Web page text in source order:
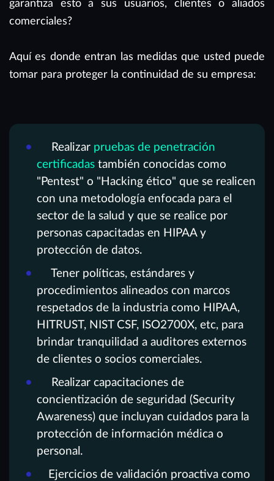
garantiza esto a sus usuarios, clientes o aliados
comerciales?
Aquí es donde entran las medidas que usted puede
tomar para proteger la continuidad de su empresa:
Realizar pruebas de penetración
certificadas también conocidas como
"Pentest" o "Hacking ético" que se realicen
con una metodología enfocada para el
sector de la salud y que se realice por
personas capacitadas en HIPAA y
protección de datos.
Tener políticas, estándares y
procedimientos alineados con marcos
respetados de la industria como HIPAA,
HITRUST, NIST CSF, ISO2700X, etc, para
brindar tranquilidad a auditores externos
de clientes o socios comerciales.
Realizar capacitaciones de
concientización de seguridad (Security
Awareness) que incluyan cuidados para la
protección de información médica o
personal.
Ejercicios de validación proactiva como